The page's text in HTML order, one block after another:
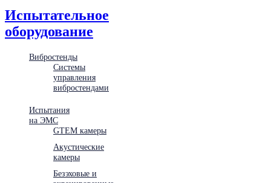
Испытательное
оборудование
Вибростенды
Системы
управления
вибростендами
Испытания
на ЭМС
GTEM камеры
Акустические
камеры
Безэховые и